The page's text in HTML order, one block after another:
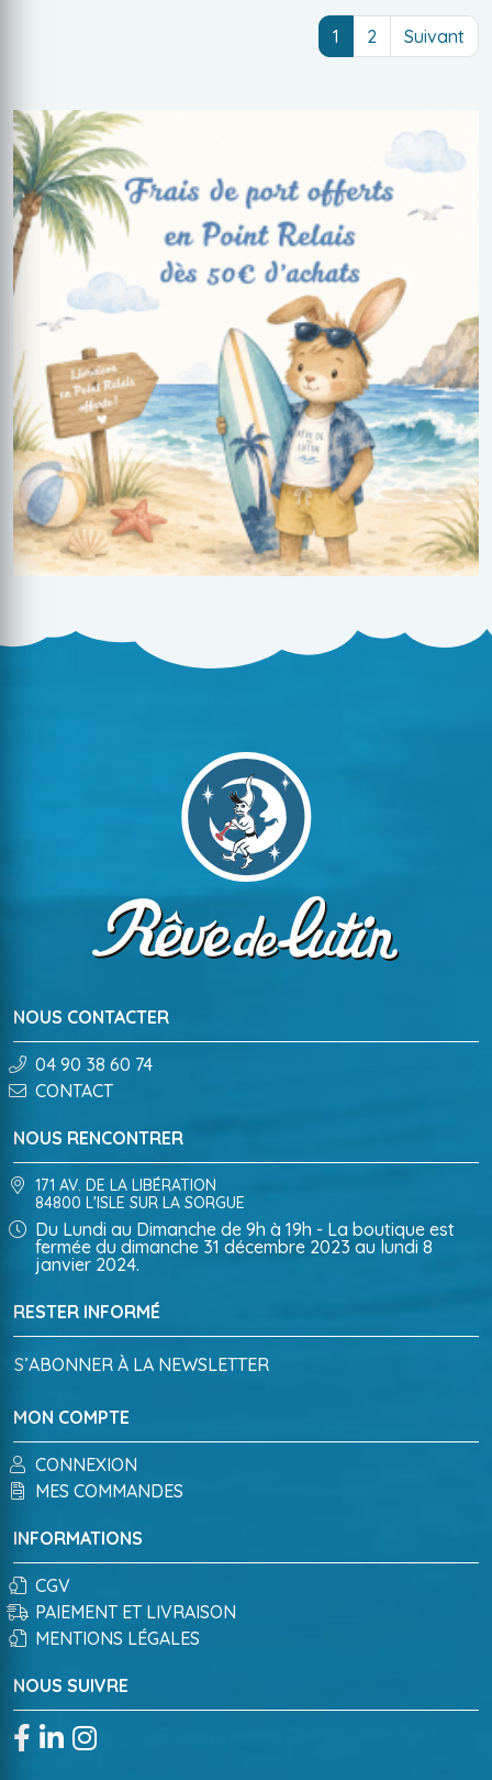
1 (current)
2 Suivant
NOUS CONTACTER
04 90 38 60 74
CONTACT
RESTER INFORMÉ
S’ABONNER À LA NEWSLETTER
MON COMPTE
CONNEXION
MES COMMANDES
NOUS SUIVRE
NOUS RENCONTRER
171 AV. DE LA LIBÉRATION
84800 L'ISLE SUR LA SORGUE
Du Lundi au Dimanche de 9h à 19h - La boutique est
fermée du dimanche 31 décembre 2023 au lundi 8
janvier 2024.
INFORMATIONS
CGV
PAIEMENT ET LIVRAISON
MENTIONS LÉGALES